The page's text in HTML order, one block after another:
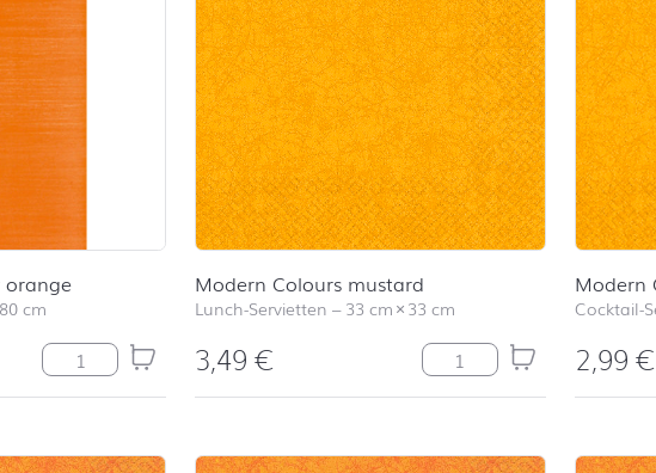
orange
80 cm
Mitteldecke Struktur orange Menge
Modern Colours mustard
Lunch-Servietten –33 cm×33 cm
3,49€ Modern Colours mustard
Modern
Cocktail-
2,99€